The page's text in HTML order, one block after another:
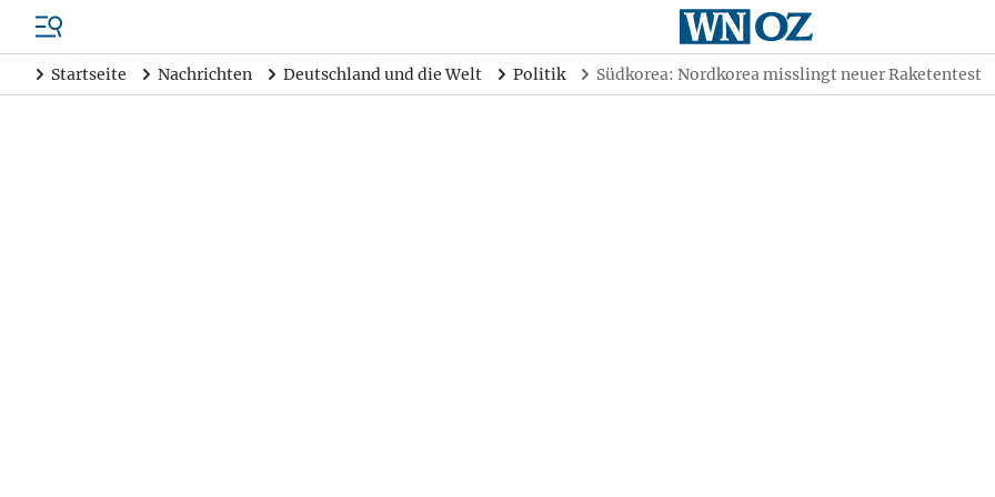
Startseite Nachrichten Deutschland und die Welt Politik Südkorea: Nordkorea misslingt neuer Raketentest